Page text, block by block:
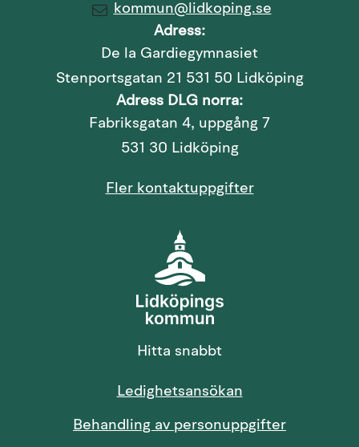
kommun@lidkoping.se
Adress:
De la Gardiegymnasiet
Stenportsgatan 21 531 50 Lidköping
Adress DLG norra:
Fabriksgatan 4, uppgång 7
531 30 Lidköping
Fler kontaktuppgifter
Hitta snabbt
LedighetsansökanLänk till annan
Behandling av personuppgifter